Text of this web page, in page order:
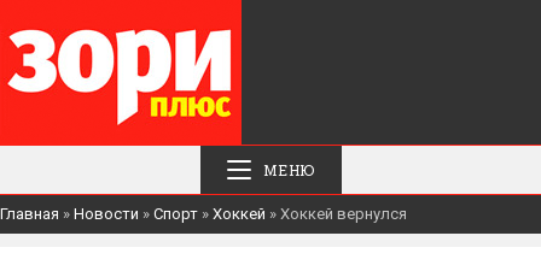
МЕНЮ
Главная » Новости » Спорт » Хоккей » Хоккей вернулся